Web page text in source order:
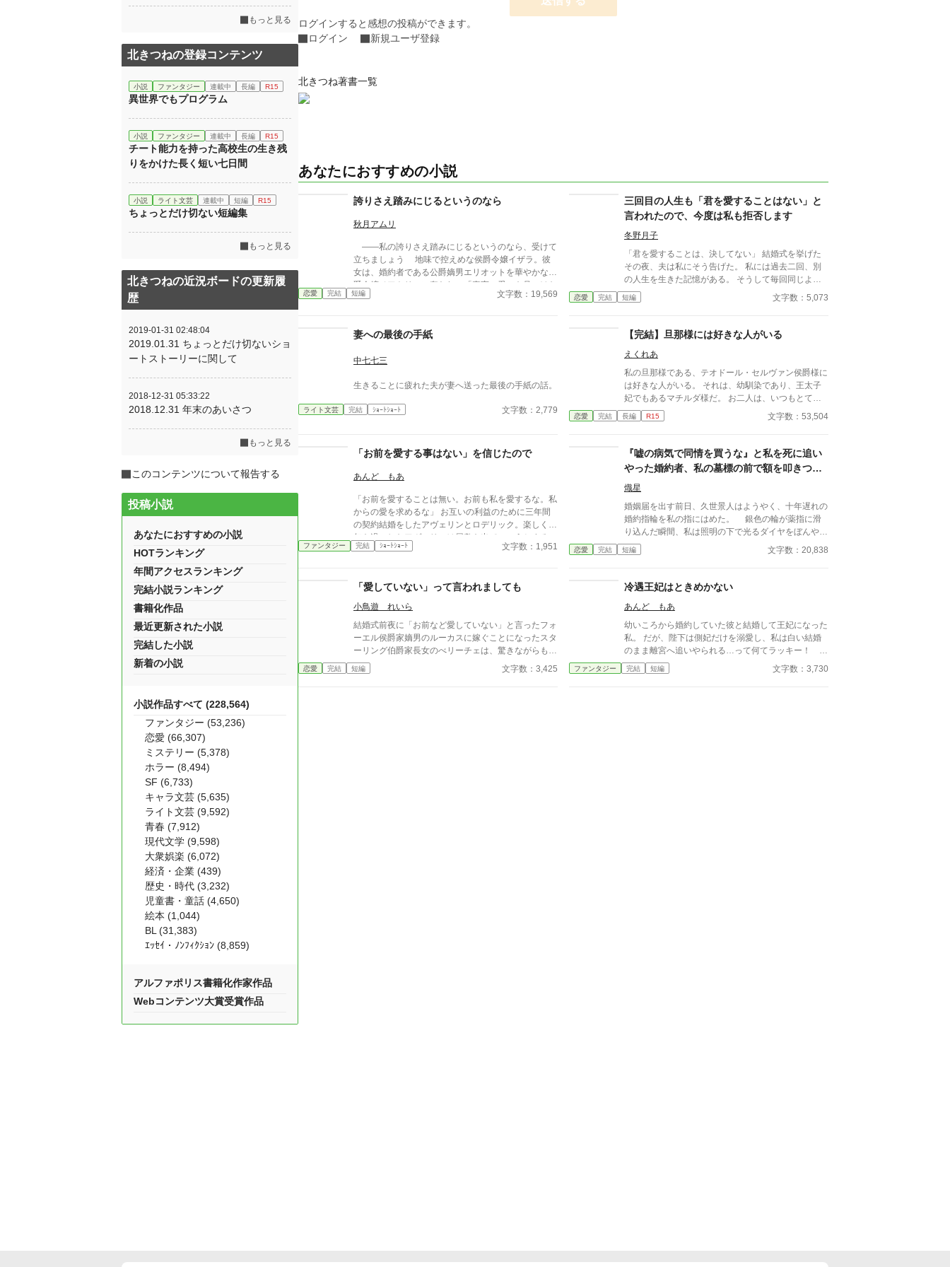
ログインすると感想の投稿ができます。
ログイン
新規ユーザ登録
北きつね著書一覧
あなたにおすすめの小説
誇りさえ踏みにじるというのなら
秋月アムリ
――私の誇りさえ踏みにじるというのなら、受けて
立ちましょう 地味で控えめな侯爵令嬢イザラ。彼
女は、婚約者である公爵嫡男エリオットを華やかな伯
爵令嬢ベアトリスに奪われ、「真実の愛」を見つけた
という身勝手な理由で一方的に婚約破棄を突きつけら
女は涙を見せず、侯爵家の誇りを守るため不当な破棄
始する。 彼女が助力を求めたのは、社交界から距
イザラの持つ鋼のような意志と冷静な知性を見抜き、
女を待っていたのは「辺境伯と不貞を働いている」と
恋愛 完結 短編 文字数：19,569
三回目の人生も「君を愛することはない」と
言われたので、今度は私も拒否します
冬野月子
「君を愛することは、決してない」 結婚式を挙げた
その夜、夫は私にそう告げた。 私には過去二回、別
の人生を生きた記憶がある。 そうして毎回同じよう
に言われてきた。 逃げた一回目、我慢した二回目。
いずれも上手くいかなかった。 だから今回は。
恋愛 完結 短編 文字数：5,073
妻への最後の手紙
中七七三
生きることに疲れた夫が妻へ送った最後の手紙の話。
ライト文芸 完結 ｼｮｰﾄｼｮｰﾄ 文字数：2,779
【完結】旦那様には好きな人がいる
えくれあ
私の旦那様である、テオドール・セルヴァン侯爵様に
は好きな人がいる。 それは、幼馴染であり、王太子
妃でもあるマチルダ様だ。 お二人は、いつもとても
仲睦まじいご様子で、そんな叶わぬお二人の恋をそっ
と見守るのが私の日常だった。 そんなある日、夜会
れて。それがきっかけで、私の日常は少しずつ変化し
始めた。
恋愛 完結 長編 R15 文字数：53,504
「お前を愛する事はない」を信じたので
あんど もあ
「お前を愛することは無い。お前も私を愛するな。私
からの愛を求めるな」 お互いの利益のために三年間
の契約結婚をしたアヴェリンとロデリック。楽しく三
年を過ごしたアヴェリンは屋敷を出ていこうとするの
だが……。
ファンタジー 完結 ｼｮｰﾄｼｮｰﾄ 文字数：1,951
『嘘の病気で同情を買うな』と私を死に追い
やった婚約者、私の墓標の前で額を叩きつ
け、血の涙を流して号泣する大破滅！
熾星
婚姻届を出す前日、久世景人はようやく、十年遅れの
婚約指輪を私の指にはめた。 銀色の輪が薬指に滑
り込んだ瞬間、私は照明の下で光るダイヤをぼんやり
見つめた。長く続いた待ち時間が、やっと終わったよ
うな気がした。けれど次の瞬間、彼は私の手を見下ろ
言った。 「正直、澪の手ってあまりきれいじゃない
指先を取ると、さっきはめたばかりの指輪を抜き取っ
た。十年待ち続けた指輪は、彼の手のひらの上で冷た
く光っていた。 「この指輪、瑠奈の手にあったほう
が似合うと思う」 私は手を引き戻し、信じられな
するつもりなの？」 景人は目を伏せ、指輪の縁を
恋愛 完結 短編 文字数：20,838
「愛していない」って言われましても
小鳥遊 れいら
結婚式前夜に「お前など愛していない」と言ったフォ
ーエル侯爵家嫡男のルーカスに嫁ぐことになったスタ
ーリング伯爵家長女のべリーチェは、驚きながらも冷
静だった。所詮は、貴族同士の政略結婚なのだから愛
してほしいなど願ったこともなかった。べリーチェの
恋愛 完結 短編 文字数：3,425
冷遇王妃はときめかない
あんど もあ
幼いころから婚約していた彼と結婚して王妃になった
私。 だが、陛下は側妃だけを溺愛し、私は白い結婚
のまま離宮へ追いやられる…って何てラッキー！ 国
の事は陛下と側妃様に任せて、私はこのまま離宮で何
の責任も無い楽な生活を！…と思っていたのに…。
ファンタジー 完結 短編 文字数：3,730
もっと見る
北きつねの登録コンテンツ
小説 ファンタジー 連載中 長編 R15
異世界でもプログラム
小説 ファンタジー 連載中 長編 R15
チート能力を持った高校生の生き残
りをかけた長く短い七日間
小説 ライト文芸 連載中 短編 R15
ちょっとだけ切ない短編集
もっと見る
北きつねの近況ボードの更新履
歴
2019-01-31 02:48:04
2019.01.31 ちょっとだけ切ないショ
ートストーリーに関して
2018-12-31 05:33:22
2018.12.31 年末のあいさつ
もっと見る
このコンテンツについて報告する
投稿小説
あなたにおすすめの小説
HOTランキング
年間アクセスランキング
完結小説ランキング
書籍化作品
最近更新された小説
完結した小説
新着の小説
小説作品すべて (228,564)
ファンタジー (53,236)
恋愛 (66,307)
ミステリー (5,378)
ホラー (8,494)
SF (6,733)
キャラ文芸 (5,635)
ライト文芸 (9,592)
青春 (7,912)
現代文学 (9,598)
大衆娯楽 (6,072)
経済・企業 (439)
歴史・時代 (3,232)
児童書・童話 (4,650)
絵本 (1,044)
BL (31,383)
ｴｯｾｲ・ﾉﾝﾌｨｸｼｮﾝ (8,859)
アルファポリス書籍化作家作品
Webコンテンツ大賞受賞作品